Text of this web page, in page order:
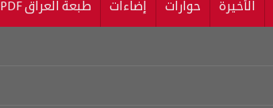
الأخيرة حوارات إضاءات طبعة العراق PDF